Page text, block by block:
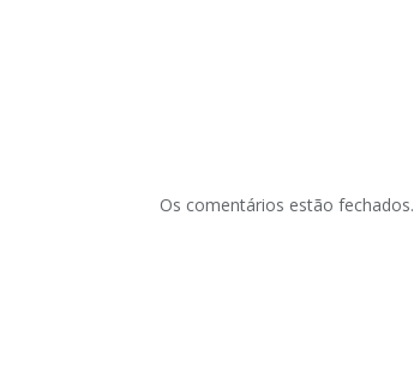
Os comentários estão fechados.